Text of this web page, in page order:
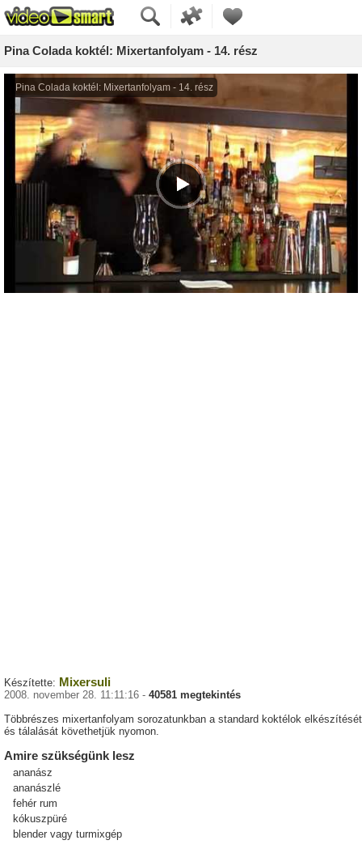
Pina Colada koktél: Mixertanfolyam - 14. rész
Készítette: Mixersuli
2008. november 28. 11:11:16 - 40581 megtekintés
Többrészes mixertanfolyam sorozatunkban a standard koktélok elkészítését
és tálalását követhetjük nyomon.
Amire szükségünk lesz
ananász
ananászlé
fehér rum
kókuszpüré
blender vagy turmixgép